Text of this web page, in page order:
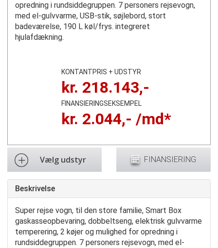
opredning i rundsiddegruppen. 7 personers rejsevogn,
med el-gulvvarme, USB-stik, søjlebord, stort
badeværelse, 190 L køl/frys. integreret
hjulafdækning.
KONTANTPRIS + UDSTYR
kr. 218.143,-
FINANSIERINGSEKSEMPEL
kr. 2.044,- /md*
Vælg udstyr FINANSIERING
Beskrivelse
Super rejse vogn, til den store familie, Smart Box
gaskasseopbevaring, dobbeltseng, elektrisk gulvvarme
temperering, 2 køjer og mulighed for opredning i
rundsiddegruppen. 7 personers rejsevogn, med el-